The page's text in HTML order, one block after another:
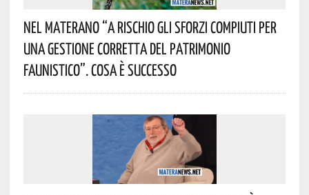
Nel Materano “a Rischio Gli Sforzi Compiuti Per
Una Gestione Corretta Del Patrimonio
Faunistico”. Cosa È Successo